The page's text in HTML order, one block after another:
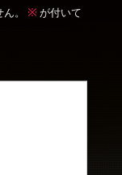
。 ※ が付いて